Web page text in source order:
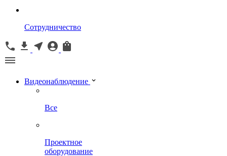
Сотрудничество
Видеонаблюдение
Все
Проектное
оборудование